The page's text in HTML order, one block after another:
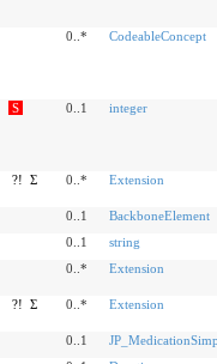
0..* CodeableConcept
S 0..1 integer
?! Σ 0..* Extension
0..1
BackboneElement
0..1
string
0..* Extension
?! Σ 0..* Extension
0..1